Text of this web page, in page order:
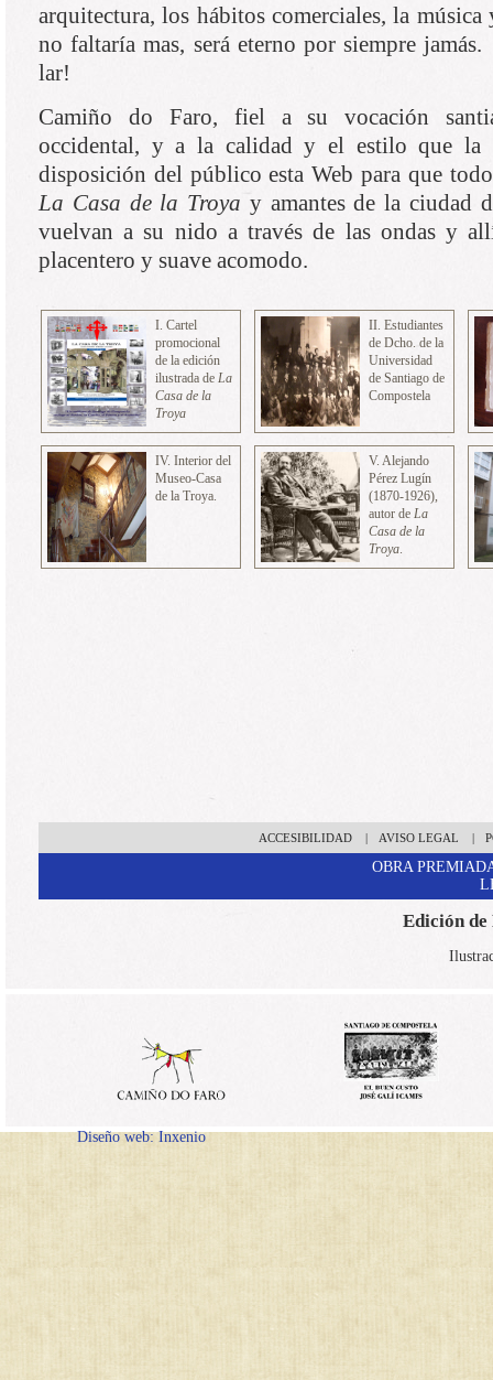
arquitectura, los hábitos comerciales, la
no faltaría mas, será eterno por siempre
lar!
Camiño do Faro, fiel a su vocación
occidental, y a la calidad y el estilo que la
disposición del público esta Web para que
La Casa de la Troya y amantes de la ciudad
vuelvan a su nido a través de las ondas y
placentero y suave acomodo.
I. Cartel
promocional
de la edición
ilustrada de La
Casa de la
Troya
II. Estudiantes
de Dcho. de la
Universidad
de Santiago de
Compostela
IV. Interior del
Museo-Casa
de la Troya.
V. Alejando
Pérez Lugín
(1870-1926),
autor de La
Casa de la
Troya.
ACCESIBILIDAD | AVISO LEGAL |
OBRA
Edición
Diseño web: Inxenio